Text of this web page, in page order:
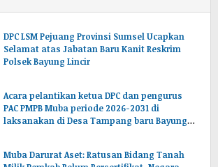
DPC LSM Pejuang Provinsi Sumsel Ucapkan
Selamat atas Jabatan Baru Kanit Reskrim
Polsek Bayung Lincir
Acara pelantikan ketua DPC dan pengurus
PAC PMPB Muba periode 2026-2031 di
laksanakan di Desa Tampang baru Bayung
Muba Darurat Aset: Ratusan Bidang Tanah